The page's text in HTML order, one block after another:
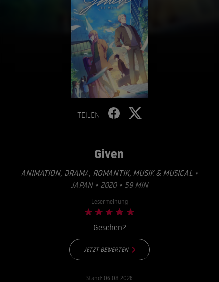
TEILEN
Given
ANIMATION, DRAMA, ROMANTIK, MUSIK & MUSICAL •
JAPAN • 2020 • 59 MIN
Lesermeinung
Gesehen?
JETZT BEWERTEN
Stand: 06.08.2026